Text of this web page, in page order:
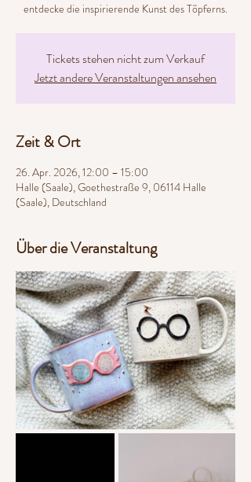
entdecke die inspirierende Kunst des Töpferns.
Tickets stehen nicht zum Verkauf
Jetzt andere Veranstaltungen ansehen
Zeit & Ort
26. Apr. 2026, 12:00 – 15:00
Halle (Saale), Goethestraße 9, 06114 Halle
(Saale), Deutschland
Über die Veranstaltung